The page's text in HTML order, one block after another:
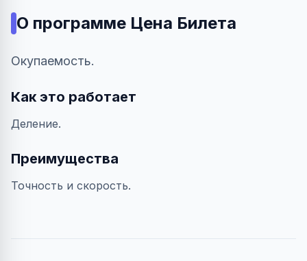
О программе Цена Билета
Окупаемость.
Как это работает
Деление.
Преимущества
Точность и скорость.